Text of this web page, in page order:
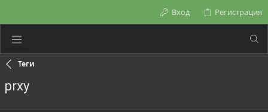
Вход Регистрация
Теги
prxy